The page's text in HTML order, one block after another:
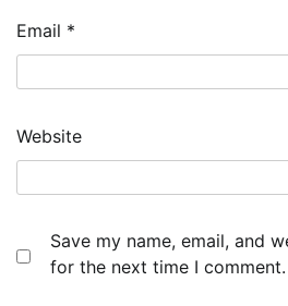
Email *
Website
Save my name, email, and
for the next time I comment.